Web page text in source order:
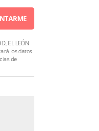
EL LEÓN
los datos
de